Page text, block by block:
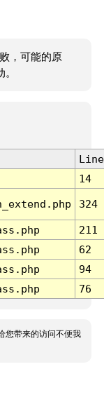
，可能的原
Line
14
324
211
62
94
76
您带来的访问不便我